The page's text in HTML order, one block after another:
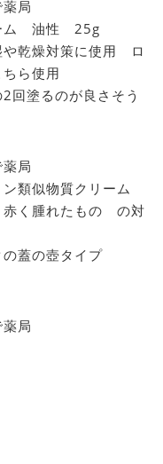
局
ム 油性 25g
乾燥対策に使用 ロ
ら使用
塗るのが良さそう
局
類似物質クリーム
く腫れたもの の対
蓋の壺タイプ
局